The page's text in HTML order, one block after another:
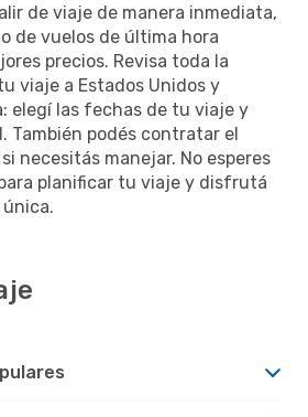
de viaje de manera inmediata,
de vuelos de última hora
precios. Revisa toda la
viaje a Estados Unidos y
elegí las fechas de tu viaje y
También podés contratar el
necesitás manejar. No esperes
planificar tu viaje y disfrutá